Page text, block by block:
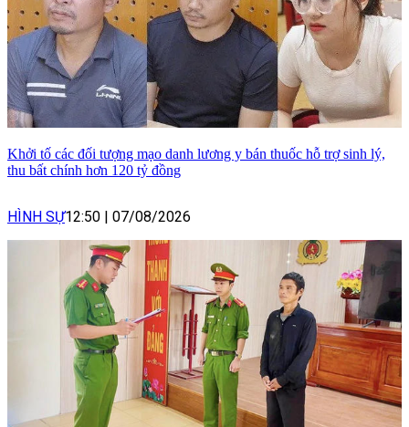
Khởi tố các đối tượng mạo danh lương y bán thuốc hỗ trợ sinh lý,
thu bất chính hơn 120 tỷ đồng
HÌNH SỰ12:50 07/08/2026